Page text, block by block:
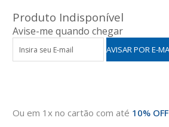
Produto Indisponível
Avise-me quando chegar
Ou em 1x no cartão com até 10% OFF